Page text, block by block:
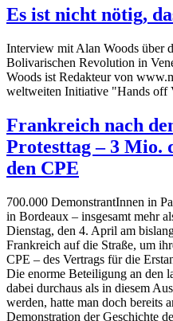
Es ist nicht nötig,
Interview mit Alan Woods über
Bolivarischen Revolution in
Woods ist Redakteur von
weltweiten Initiative "Hands off
Frankreich nach
Protesttag – 3 Mio.
den CPE
700.000 DemonstrantInnen in
in Bordeaux – insgesamt mehr
Dienstag, den 4. April am
Frankreich auf die Straße, um
CPE – des Vertrags für die
Die enorme Beteiligung an den
dabei durchaus als in diesem
werden, hatte man doch bereits
Demonstration der Geschichte